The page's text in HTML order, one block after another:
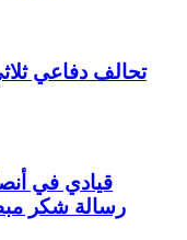
تحالف دفاعي
قيادي في
رسالة شكر